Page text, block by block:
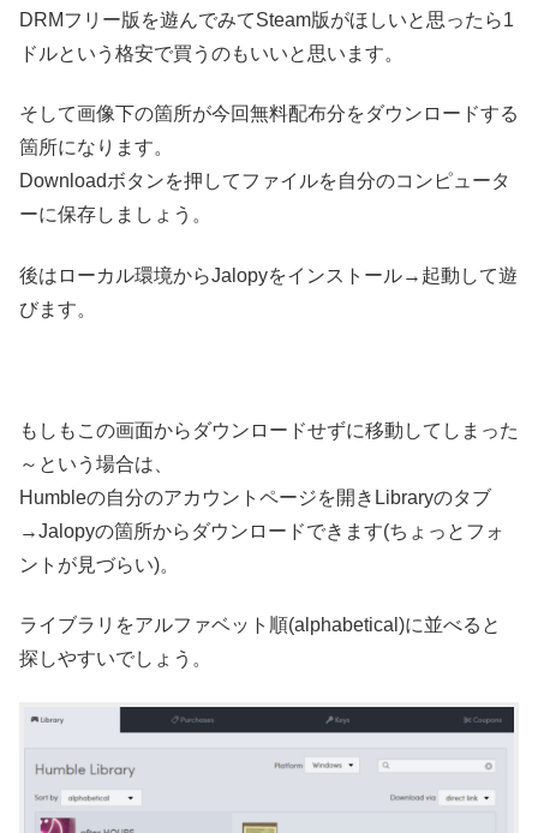
DRMフリー版を遊んでみてSteam版がほしいと思ったら1
ドルという格安で買うのもいいと思います。
そして画像下の箇所が今回無料配布分をダウンロードする
箇所になります。
Downloadボタンを押してファイルを自分のコンピュータ
ーに保存しましょう。
後はローカル環境からJalopyをインストール→起動して遊
びます。
もしもこの画面からダウンロードせずに移動してしまった
～という場合は、
Humbleの自分のアカウントページを開きLibraryのタブ
→Jalopyの箇所からダウンロードできます(ちょっとフォ
ントが見づらい)。
ライブラリをアルファベット順(alphabetical)に並べると
探しやすいでしょう。